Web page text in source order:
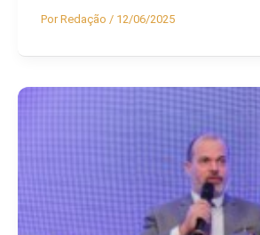
PorRedação / 12/06/2025